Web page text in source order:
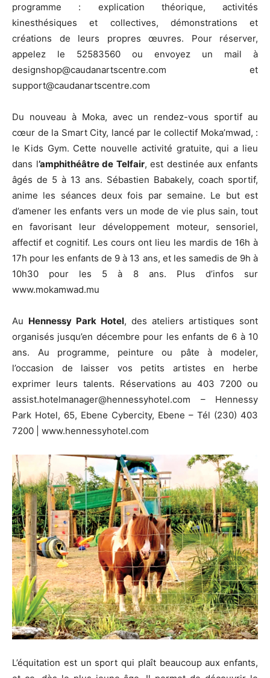
programme : explication théorique, activités
kinesthésiques et collectives, démonstrations et
créations de leurs propres œuvres. Pour réserver,
appelez le 52583560 ou envoyez un mail à
designshop@caudanartscentre.com et
support@caudanartscentre.com
Du nouveau à Moka, avec un rendez-vous sportif au
cœur de la Smart City, lancé par le collectif Moka’mwad, :
le Kids Gym. Cette nouvelle activité gratuite, qui a lieu
dans l’amphithéâtre de Telfair, est destinée aux enfants
âgés de 5 à 13 ans. Sébastien Babakely, coach sportif,
anime les séances deux fois par semaine. Le but est
d’amener les enfants vers un mode de vie plus sain, tout
en favorisant leur développement moteur, sensoriel,
affectif et cognitif. Les cours ont lieu les mardis de 16h à
17h pour les enfants de 9 à 13 ans, et les samedis de 9h à
10h30 pour les 5 à 8 ans. Plus d’infos sur
www.mokamwad.mu
Au Hennessy Park Hotel, des ateliers artistiques sont
organisés jusqu’en décembre pour les enfants de 6 à 10
ans. Au programme, peinture ou pâte à modeler,
l’occasion de laisser vos petits artistes en herbe
exprimer leurs talents. Réservations au 403 7200 ou
assist.hotelmanager@hennessyhotel.com – Hennessy
Park Hotel, 65, Ebene Cybercity, Ebene – Tél (230) 403
7200 | www.hennessyhotel.com
L’équitation est un sport qui plaît beaucoup aux enfants,